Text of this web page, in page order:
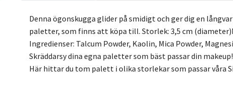
Denna ögonskugga glider på smidigt och ger dig en
paletter, som finns att köpa till. Storlek: 3,5 cm
Ingredienser: Talcum Powder, Kaolin, Mica Powder,
Skräddarsy dina egna paletter som bäst passar din makeup!
Här hittar du tom palett i olika storlekar som passar våra